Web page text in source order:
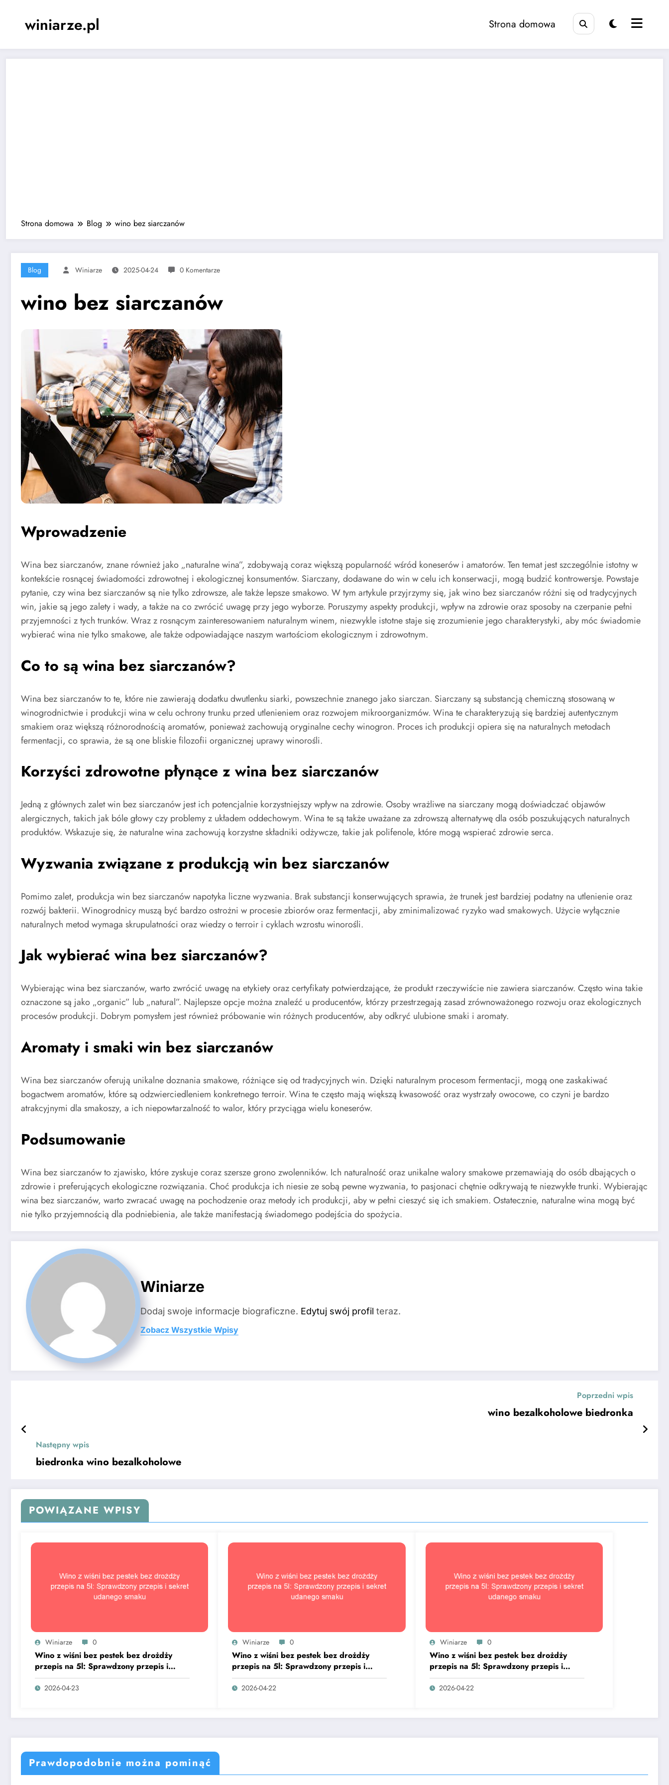
winiarze.pl Strona domowa
Strona domowa Blog wino bez siarczanów
Blog Winiarze 2025-04-24 0 Komentarze
wino bez siarczanów
Wprowadzenie
Wina bez siarczanów, znane również jako „naturalne wina”, zdobywają coraz większą popularność wśród koneserów i amatorów. Ten temat jest szczególnie istotny w
kontekście rosnącej świadomości zdrowotnej i ekologicznej konsumentów. Siarczany, dodawane do win w celu ich konserwacji, mogą budzić kontrowersje. Powstaje
pytanie, czy wina bez siarczanów są nie tylko zdrowsze, ale także lepsze smakowo. W tym artykule przyjrzymy się, jak wino bez siarczanów różni się od tradycyjnych
win, jakie są jego zalety i wady, a także na co zwrócić uwagę przy jego wyborze. Poruszymy aspekty produkcji, wpływ na zdrowie oraz sposoby na czerpanie pełni
przyjemności z tych trunków. Wraz z rosnącym zainteresowaniem naturalnym winem, niezwykle istotne staje się zrozumienie jego charakterystyki, aby móc świadomie
wybierać wina nie tylko smakowe, ale także odpowiadające naszym wartościom ekologicznym i zdrowotnym.
Co to są wina bez siarczanów?
Wina bez siarczanów to te, które nie zawierają dodatku dwutlenku siarki, powszechnie znanego jako siarczan. Siarczany są substancją chemiczną stosowaną w
winogrodnictwie i produkcji wina w celu ochrony trunku przed utlenieniem oraz rozwojem mikroorganizmów. Wina te charakteryzują się bardziej autentycznym
smakiem oraz większą różnorodnością aromatów, ponieważ zachowują oryginalne cechy winogron. Proces ich produkcji opiera się na naturalnych metodach
fermentacji, co sprawia, że są one bliskie filozofii organicznej uprawy winorośli.
Korzyści zdrowotne płynące z wina bez siarczanów
Jedną z głównych zalet win bez siarczanów jest ich potencjalnie korzystniejszy wpływ na zdrowie. Osoby wrażliwe na siarczany mogą doświadczać objawów
alergicznych, takich jak bóle głowy czy problemy z układem oddechowym. Wina te są także uważane za zdrowszą alternatywę dla osób poszukujących naturalnych
produktów. Wskazuje się, że naturalne wina zachowują korzystne składniki odżywcze, takie jak polifenole, które mogą wspierać zdrowie serca.
Wyzwania związane z produkcją win bez siarczanów
Pomimo zalet, produkcja win bez siarczanów napotyka liczne wyzwania. Brak substancji konserwujących sprawia, że trunek jest bardziej podatny na utlenienie oraz
rozwój bakterii. Winogrodnicy muszą być bardzo ostrożni w procesie zbiorów oraz fermentacji, aby zminimalizować ryzyko wad smakowych. Użycie wyłącznie
naturalnych metod wymaga skrupulatności oraz wiedzy o terroir i cyklach wzrostu winorośli.
Jak wybierać wina bez siarczanów?
Wybierając wina bez siarczanów, warto zwrócić uwagę na etykiety oraz certyfikaty potwierdzające, że produkt rzeczywiście nie zawiera siarczanów. Często wina takie
oznaczone są jako „organic” lub „natural”. Najlepsze opcje można znaleźć u producentów, którzy przestrzegają zasad zrównoważonego rozwoju oraz ekologicznych
procesów produkcji. Dobrym pomysłem jest również próbowanie win różnych producentów, aby odkryć ulubione smaki i aromaty.
Aromaty i smaki win bez siarczanów
Wina bez siarczanów oferują unikalne doznania smakowe, różniące się od tradycyjnych win. Dzięki naturalnym procesom fermentacji, mogą one zaskakiwać
bogactwem aromatów, które są odzwierciedleniem konkretnego terroir. Wina te często mają większą kwasowość oraz wystrzały owocowe, co czyni je bardzo
atrakcyjnymi dla smakoszy, a ich niepowtarzalność to walor, który przyciąga wielu koneserów.
Podsumowanie
Wina bez siarczanów to zjawisko, które zyskuje coraz szersze grono zwolenników. Ich naturalność oraz unikalne walory smakowe przemawiają do osób dbających o
zdrowie i preferujących ekologiczne rozwiązania. Choć produkcja ich niesie ze sobą pewne wyzwania, to pasjonaci chętnie odkrywają te niezwykłe trunki. Wybierając
wina bez siarczanów, warto zwracać uwagę na pochodzenie oraz metody ich produkcji, aby w pełni cieszyć się ich smakiem. Ostatecznie, naturalne wina mogą być
nie tylko przyjemnością dla podniebienia, ale także manifestacją świadomego podejścia do spożycia.
Winiarze
Dodaj swoje informacje biograficzne. Edytuj swój profil teraz.
Zobacz Wszystkie Wpisy
Poprzedni wpis
wino bezalkoholowe biedronka
Następny wpis
biedronka wino bezalkoholowe
POWIĄZANE WPISY
Winiarze 0
Wino z wiśni bez pestek bez drożdży
przepis na 5l: Sprawdzony przepis i
sekret udanego smaku
2026-04-23
Winiarze 0
Wino z wiśni bez pestek bez drożdży
przepis na 5l: Sprawdzony przepis i
sekret udanego smaku
2026-04-22
Winiarze 0
Wino z wiśni bez pestek bez drożdży
przepis na 5l: Sprawdzony przepis i
sekret udanego smaku
2026-04-22
Prawdopodobnie można pominąć